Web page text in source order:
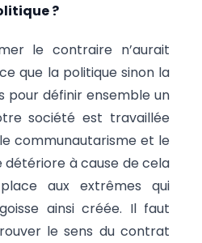
?
le contraire n’aurait
que la politique sinon la
pour définir ensemble un
société est travaillée
le communautarisme et le
détériore à cause de cela
aux extrêmes qui
ainsi créée. Il faut
le sens du contrat